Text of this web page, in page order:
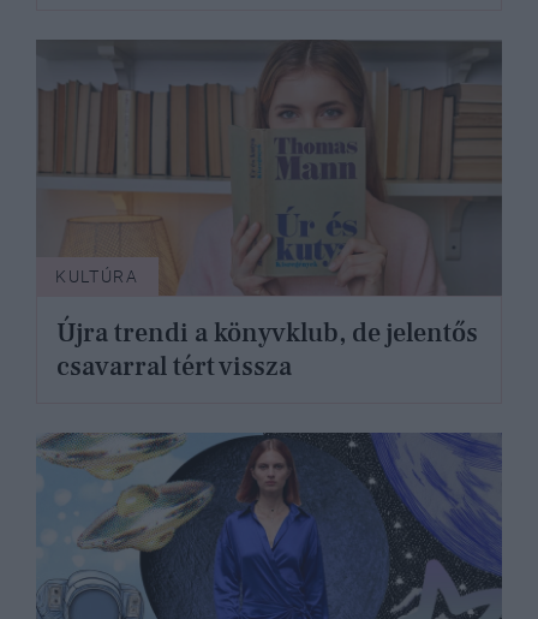
KULTÚRA
Újra trendi a könyvklub, de jelentős
csavarral tért vissza